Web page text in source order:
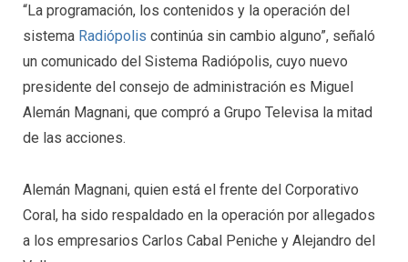
“La programación, los contenidos y la operación del
sistema Radiópolis continúa sin cambio alguno”, señaló
un comunicado del Sistema Radiópolis, cuyo nuevo
presidente del consejo de administración es Miguel
Alemán Magnani, que compró a Grupo Televisa la mitad
de las acciones.
Alemán Magnani, quien está el frente del Corporativo
Coral, ha sido respaldado en la operación por allegados
a los empresarios Carlos Cabal Peniche y Alejandro del